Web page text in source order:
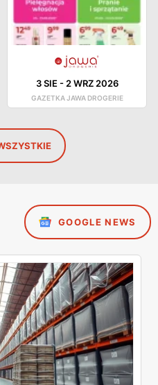
3 SIE - 2 WRZ 2026
GAZETKA JAWA DROGERIE
GOOGLE NEWS